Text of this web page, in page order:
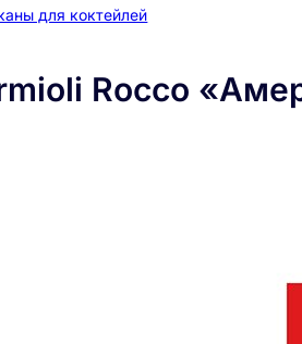
для коктейлей
Rocco